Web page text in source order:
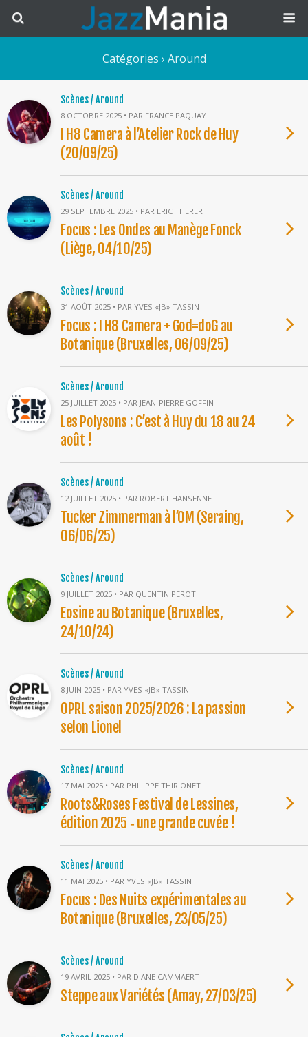
Catégories › Around
Scènes / Around
8 OCTOBRE 2025 • PAR FRANCE PAQUAY
I H8 Camera à l’Atelier Rock de Huy
(20/09/25)
Scènes / Around
29 SEPTEMBRE 2025 • PAR ERIC THERER
Focus : Les Ondes au Manège Fonck
(Liège, 04/10/25)
Scènes / Around
31 AOÛT 2025 • PAR YVES «JB» TASSIN
Focus : I H8 Camera + God=doG au
Botanique (Bruxelles, 06/09/25)
Scènes / Around
25 JUILLET 2025 • PAR JEAN-PIERRE GOFFIN
Les Polysons : C’est à Huy du 18 au 24
août !
Scènes / Around
12 JUILLET 2025 • PAR ROBERT HANSENNE
Tucker Zimmerman à l’OM (Seraing,
06/06/25)
Scènes / Around
9 JUILLET 2025 • PAR QUENTIN PEROT
Eosine au Botanique (Bruxelles,
24/10/24)
Scènes / Around
8 JUIN 2025 • PAR YVES «JB» TASSIN
OPRL saison 2025/2026 : La passion
selon Lionel
Scènes / Around
17 MAI 2025 • PAR PHILIPPE THIRIONET
Roots&Roses Festival de Lessines,
édition 2025 ‐ une grande cuvée !
Scènes / Around
11 MAI 2025 • PAR YVES «JB» TASSIN
Focus : Des Nuits expérimentales au
Botanique (Bruxelles, 23/05/25)
Scènes / Around
19 AVRIL 2025 • PAR DIANE CAMMAERT
Steppe aux Variétés (Amay, 27/03/25)